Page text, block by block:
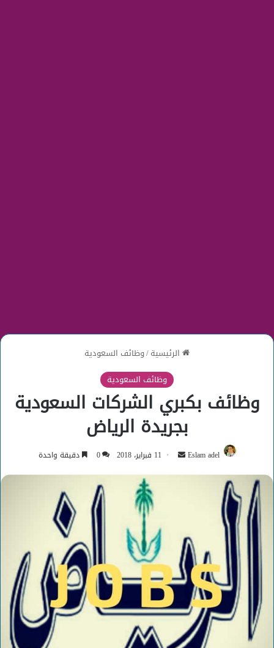
الرئيسية/وظائف السعودية
وظائف السعودية
وظائف بكبري الشركات السعودية
بجريدة الرياض
Eslam adel
أرسل 11 فبراير، 2018 0 دقيقة واحدة